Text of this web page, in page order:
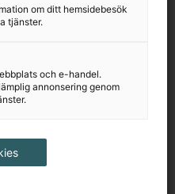
om ditt hemsidebesök
tjänster.
och e-handel.
annonsering genom